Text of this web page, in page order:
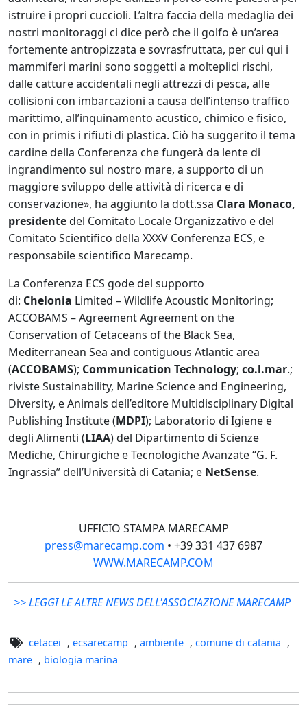
istruire i propri cuccioli. L’altra faccia della medaglia dei
nostri monitoraggi ci dice però che il golfo è un’area
fortemente antropizzata e sovrasfruttata, per cui qui i
mammiferi marini sono soggetti a molteplici rischi,
dalle catture accidentali negli attrezzi di pesca, alle
collisioni con imbarcazioni a causa dell’intenso traffico
marittimo, all’inquinamento acustico, chimico e fisico,
con in primis i rifiuti di plastica. Ciò ha suggerito il tema
cardine della Conferenza che fungerà da lente di
ingrandimento sul nostro mare, a supporto di un
maggiore sviluppo delle attività di ricerca e di
conservazione», ha aggiunto la dott.ssa Clara Monaco,
presidentedel Comitato Locale Organizzativo e del
Comitato Scientifico della XXXV Conferenza ECS, e
responsabile scientifico Marecamp.
La Conferenza ECS gode del supporto
di: Chelonia Limited – Wildlife Acoustic Monitoring;
ACCOBAMS – Agreement Agreement on the
Conservation of Cetaceans of the Black Sea,
Mediterranean Sea and contiguous Atlantic area
(ACCOBAMS); Communication Technology; co.l.mar.;
riviste Sustainability, Marine Science and Engineering,
Diversity, e Animals dell’editore Multidisciplinary Digital
Publishing Institute (MDPI); Laboratorio di Igiene e
degli Alimenti (LIAA) del Dipartimento di Scienze
Mediche, Chirurgiche e Tecnologiche Avanzate “G. F.
Ingrassia” dell’Università di Catania; e NetSense.
UFFICIO STAMPA MARECAMP
press@marecamp.com • +39 331 437 6987
WWW.MARECAMP.COM
>> LEGGI LE ALTRE NEWS DELL'ASSOCIAZIONE MARECAMP
cetacei , ecsarecamp , ambiente , comune di catania ,
mare , biologia marina